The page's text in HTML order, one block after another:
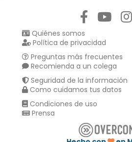
Quiénes somos
Política de privacidad
Preguntas más frecuentes
Recomienda a un colega
Seguridad de la información
Como cuidamos tus datos
Condiciones de uso
Prensa